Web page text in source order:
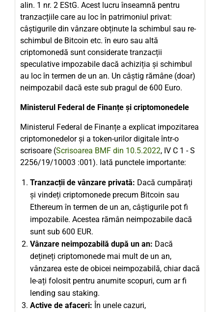
alin. 1 nr. 2 EStG. Acest lucru înseamnă pentru
tranzacțiile care au loc în patrimoniul privat:
câștigurile din vânzare obținute la schimbul sau re-
schimbul de Bitcoin etc. în euro sau altă
criptomonedă sunt considerate tranzacții
speculative impozabile dacă achiziția și schimbul
au loc în termen de un an. Un câștig rămâne (doar)
neimpozabil dacă este sub pragul de 600 Euro.
Ministerul Federal de Finanțe și criptomonedele
Ministerul Federal de Finanțe a explicat impozitarea
criptomonedelor și a token-urilor digitale într-o
scrisoare (Scrisoarea BMF din 10.5.2022, IV C 1 - S
2256/19/10003 :001). Iată punctele importante:
Tranzacții de vânzare privată: Dacă cumpărați
și vindeți criptomonede precum Bitcoin sau
Ethereum în termen de un an, câștigurile pot fi
impozabile. Acestea rămân neimpozabile dacă
sunt sub 600 EUR.
Vânzare neimpozabilă după un an: Dacă
dețineți criptomonede mai mult de un an,
vânzarea este de obicei neimpozabilă, chiar dacă
le-ați folosit pentru anumite scopuri, cum ar fi
lending sau staking.
Active de afaceri: În unele cazuri,